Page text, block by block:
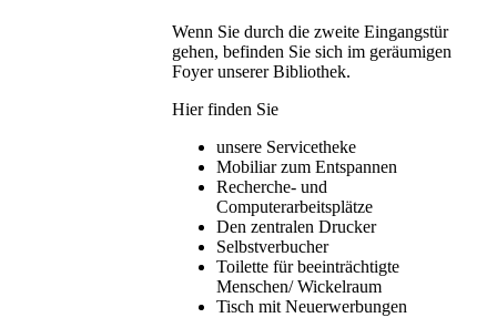
Wenn Sie durch die zweite Eingangstür
gehen, befinden Sie sich im geräumigen
Foyer unserer Bibliothek.
Hier finden Sie
unsere Servicetheke
Mobiliar zum Entspannen
Recherche- und
Computerarbeitsplätze
Den zentralen Drucker
Selbstverbucher
Toilette für beeinträchtigte
Menschen/ Wickelraum
Tisch mit Neuerwerbungen